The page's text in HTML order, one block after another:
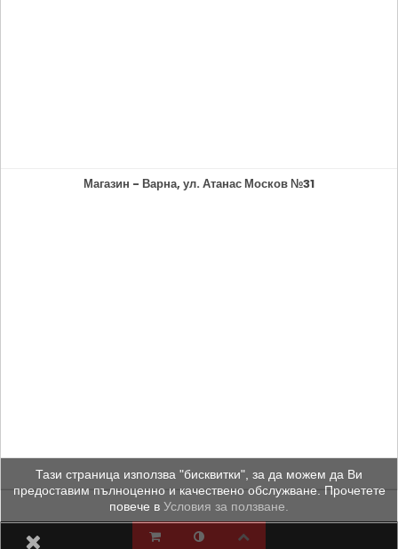
Тази страница използва "бисквитки", за да можем да Ви
предоставим пълноценно и качествено обслужване. Прочетете
повече в Условия за ползване.
Магазин - Варна, ул. Атанас Москов №31